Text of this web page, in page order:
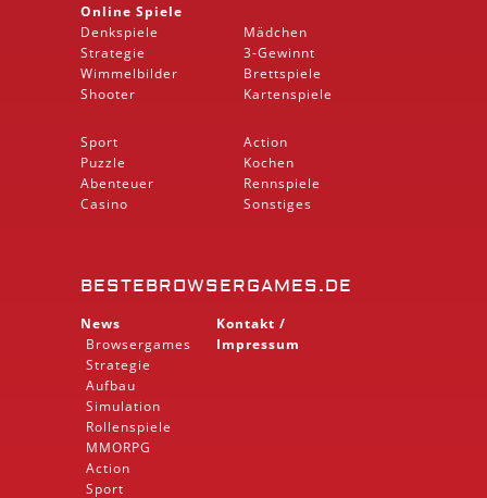
Online Spiele
Denkspiele
Strategie
Wimmelbilder
Shooter
Mädchen
3-Gewinnt
Brettspiele
Kartenspiele
Sport
Puzzle
Abenteuer
Casino
Action
Kochen
Rennspiele
Sonstiges
BESTEBROWSERGAMES.DE
News
Browsergames
Strategie
Aufbau
Simulation
Rollenspiele
MMORPG
Action
Sport
Kontakt /
Impressum